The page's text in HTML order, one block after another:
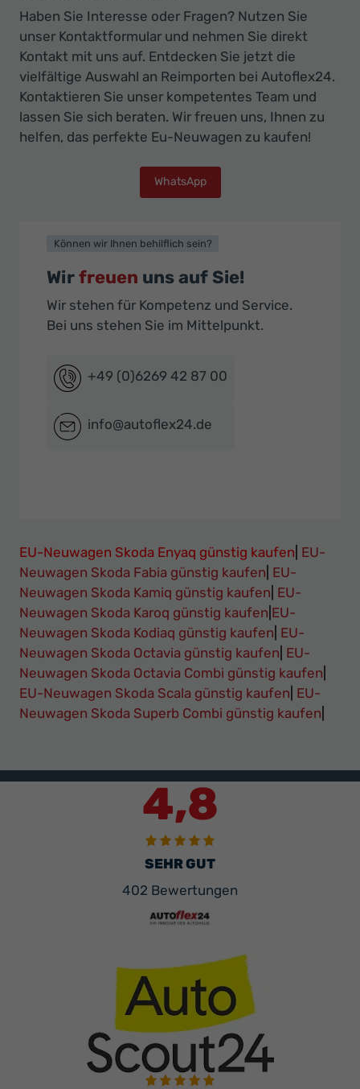
Haben Sie Interesse oder Fragen? Nutzen Sie
unser Kontaktformular und nehmen Sie direkt
Kontakt mit uns auf. Entdecken Sie jetzt die
vielfältige Auswahl an Reimporten bei Autoflex24.
Kontaktieren Sie unser kompetentes Team und
lassen Sie sich beraten. Wir freuen uns, Ihnen zu
helfen, das perfekte Eu-Neuwagen zu kaufen!
WhatsApp
Können wir Ihnen behilflich sein?
Wirfreuen uns auf Sie!
Wir stehen für Kompetenz und Service.
Bei uns stehen Sie im Mittelpunkt.
+49 (0)6269 42 87 00
info@autoflex24.de
EU-Neuwagen Skoda Enyaq günstig kaufen EU-
Neuwagen Skoda Fabia günstig kaufen EU-
Neuwagen Skoda Kamiq günstig kaufen EU-
Neuwagen Skoda Karoq günstig kaufen EU-
Neuwagen Skoda Kodiaq günstig kaufen EU-
Neuwagen Skoda Octavia günstig kaufen EU-
Neuwagen Skoda Octavia Combi günstig kaufen
EU-Neuwagen Skoda Scala günstig kaufen EU-
Neuwagen Skoda Superb Combi günstig kaufen
4,8
SEHR GUT
402 Bewertungen